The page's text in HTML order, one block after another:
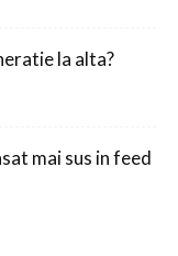
la alta?
mai sus in feed